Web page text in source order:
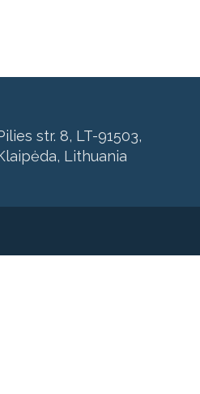
str. 8, LT-91503,
Lithuania